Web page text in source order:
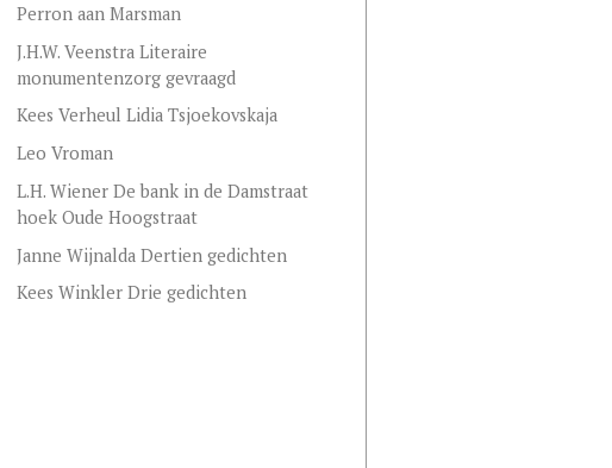
Perron aan Marsman
J.H.W. Veenstra Literaire
monumentenzorg gevraagd
Kees Verheul Lidia Tsjoekovskaja
Leo Vroman
L.H. Wiener De bank in de Damstraat
hoek Oude Hoogstraat
Janne Wijnalda Dertien gedichten
Kees Winkler Drie gedichten